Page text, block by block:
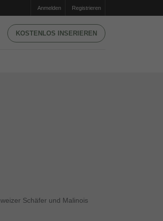
Anmelden Registrieren
KOSTENLOS INSERIEREN
Schäfer und Malinois